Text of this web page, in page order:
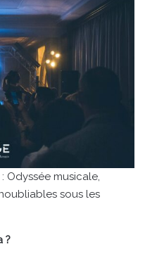
Odyssée musicale,
sous les
?